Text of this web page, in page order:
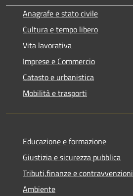
Anagrafe e stato civile
Cultura e tempo libero
Vita lavorativa
Imprese e Commercio
Catasto e urbanistica
Mobilità e trasporti
Educazione e formazione
Giustizia e sicurezza pubblica
Tributi,finanze e contravvenzioni
Ambiente